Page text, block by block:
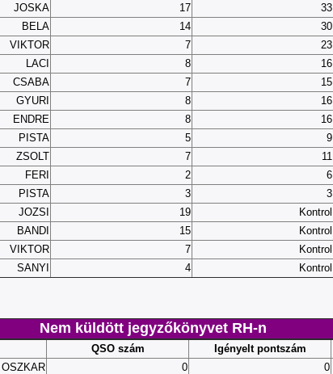
JOSKA 17 33
BELA 14 30
VIKTOR 7 23
LACI 8 16
CSABA 7 15
GYURI 8 16
ENDRE 8 16
PISTA 5 9
ZSOLT 7 11
FERI 2 6
PISTA 3 3
JOZSI 19 Kontrol
BANDI 15 Kontrol
VIKTOR 7 Kontrol
SANYI 4 Kontrol
Nem küldött jegyzőkönyvet RH-n
QSO szám Igényelt pontszám
OSZKAR 0 0